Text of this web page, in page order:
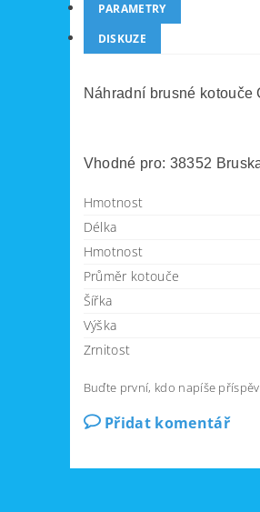
PARAMETRY
DISKUZE
Náhradní brusné kotouče
Vhodné pro: 38352
Hmotnost
Délka
Hmotnost
Průměr kotouče
Šířka
Výška
Zrnitost
Buďte první, kdo napíše
Přidat komentář